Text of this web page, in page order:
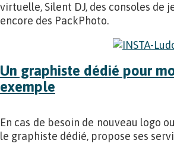
virtuelle, Silent DJ, des consoles de
encore des PackPhoto.
Un graphiste dédié pour
exemple
En cas de besoin de nouveau logo
le graphiste dédié, propose ses